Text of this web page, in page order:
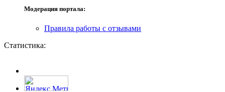
Модерация портала:
Правила работы с отзывами
Статистика: